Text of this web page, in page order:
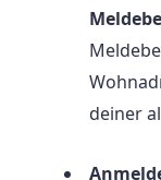
deiner